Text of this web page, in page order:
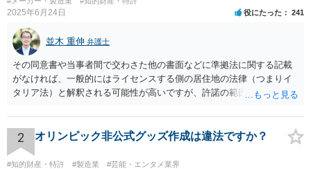
2025年6月24日 役にたった 241
並木 重伸 弁護士
その同意書や当事者間で交わさた他の書面などに準拠法に関する記載
がなければ、一般的にはライセンスする側の居住地の法律（つまりイ
タリア法）と解釈される可能性が高いですが、許諾の範囲が日本国内
あります。 なお、仮に日本法になるとしても、新しい会社との間で契
約が有効かどうかは、ライセンスされた権利の種類（著作権、商標
権、特許権など）や契約の時期などを見て判断する必要があります。
いずれにせよ具体的事情が分からないと確定的な回答は難しいと思わ
2 オリンピック非公式グッズ作成は違法ですか？
#知的財産・特許 #製造業 #芸能・エンタメ業界